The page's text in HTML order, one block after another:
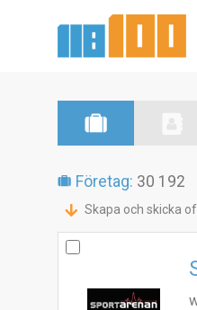
Företag: 30 192
Skapa och skicka